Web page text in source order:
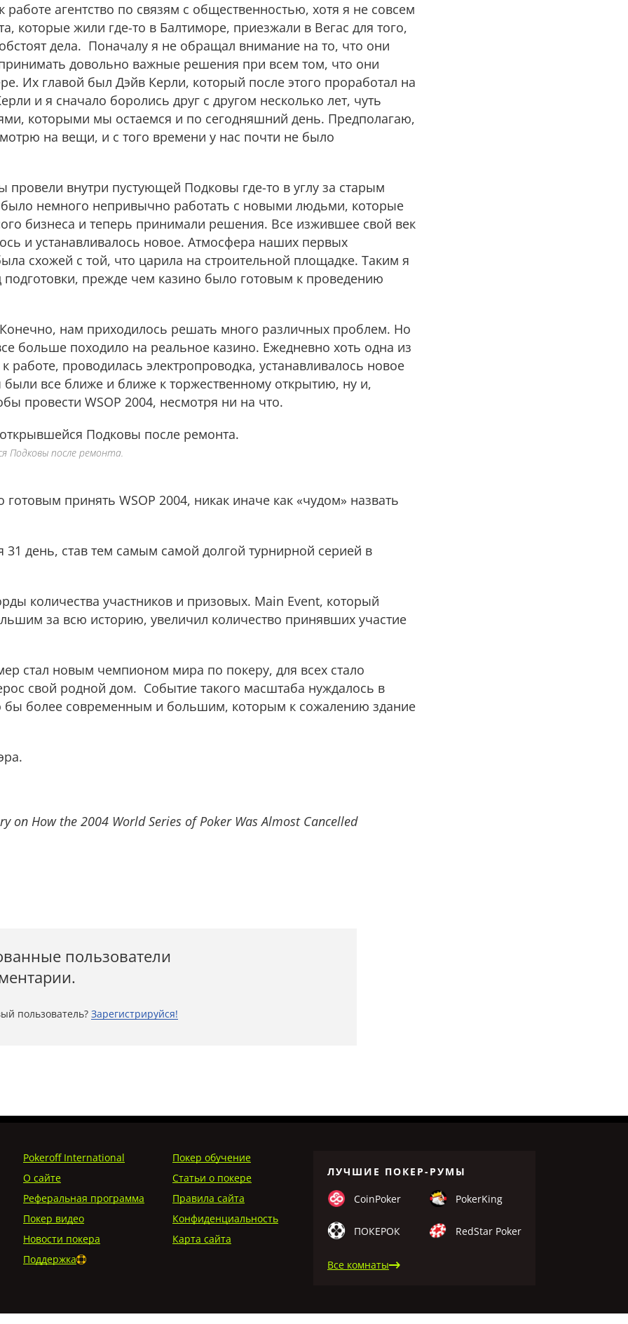
агентство по связям с общественностью, хотя я не совсем
которые жили где-то в Балтиморе, приезжали в Вегас для того,
дела. Поначалу я не обращал внимание на то, что они
довольно важные решения при всем том, что они
Их главой был Дэйв Керли, который после этого проработал на
и я сначало боролись друг с другом несколько лет, чуть
которыми мы остаемся и по сегодняшний день. Предполагаю,
на вещи, и с того времени у нас почти не было
внутри пустующей Подковы где-то в углу за старым
было немного непривычно работать с новыми людьми, которые
бизнеса и теперь принимали решения. Все изжившее свой век
и устанавливалось новое. Атмосфера наших первых
схожей с той, что царила на строительной площадке. Таким я
прежде чем казино было готовым к проведению
нам приходилось решать много различных проблем. Но
больше походило на реальное казино. Ежедневно хоть одна из
работе, проводилась электропроводка, устанавливалось новое
все ближе и ближе к торжественному открытию, ну и,
провести WSOP 2004, несмотря ни на что.
Подковы после ремонта.
принять WSOP 2004, никак иначе как «чудом» назвать
31 день, став тем самым самой долгой турнирной серией в
количества участников и призовых. Main Event, который
за всю историю, увеличил количество принявших участие
стал новым чемпионом мира по покеру, для всех стало
свой родной дом. Событие такого масштаба нуждалось в
бы более современным и большим, которым к сожалению здание
on How the 2004 World Series of Poker Was Almost Cancelled
пользователи
пользователь? Зарегистрируйся!
Pokeroff International
Покер обучение
О сайте
Статьи о покере
Реферальная программа
Правила сайта
Покер видео
Конфиденциальность
Новости покера
Карта сайта
Поддержка
ЛУЧШИЕ ПОКЕР-РУМЫ
CoinPoker PokerKing
ПОКЕРОК RedStar Poker
Все комнаты